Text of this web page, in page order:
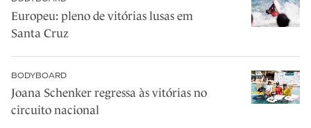
Europeu: pleno de vitórias lusas em
Santa Cruz
BODYBOARD
Joana Schenker regressa às vitórias no
circuito nacional